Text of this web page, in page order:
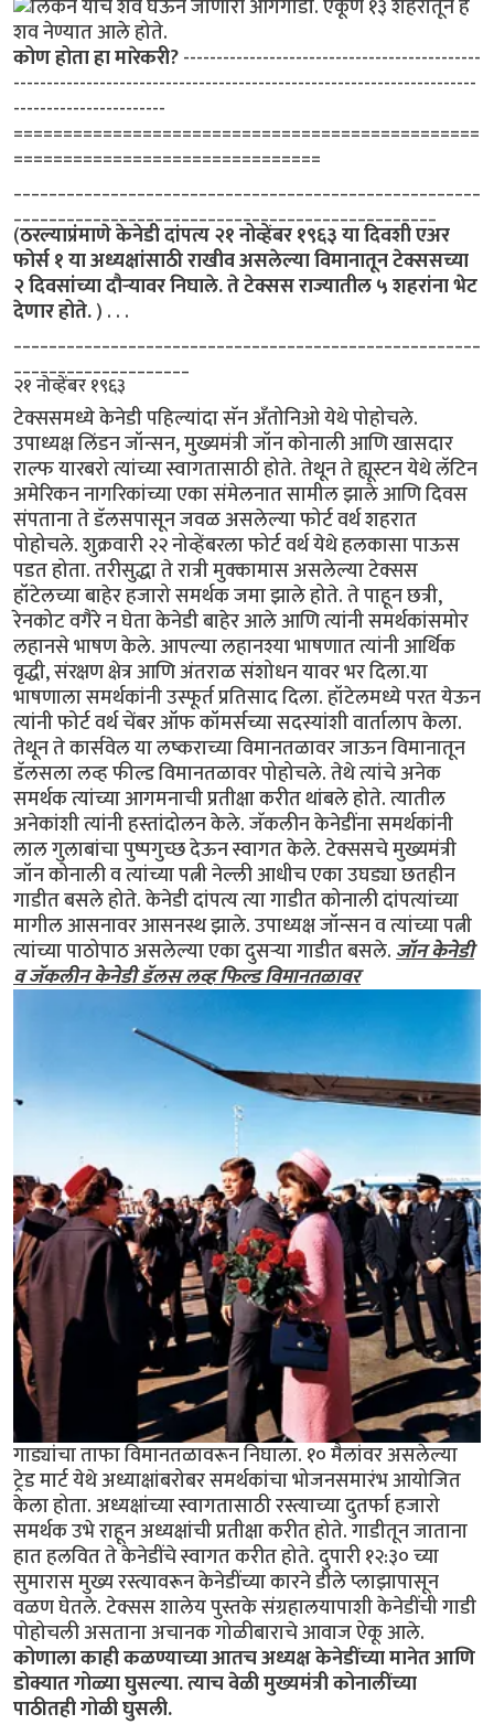
कोण होता हा मारेकरी?---------------------------------------------
----------------------------------------------------------------------
-----------------------
===============================================
===============================
_____________________________________________________
________________________________________________
(ठरल्याप्रंमाणे केनेडी दांपत्य २१ नोव्हेंबर १९६३ या दिवशी एअर
फोर्स १ या अध्यक्षांसाठी राखीव असलेल्या विमानातून टेक्ससच्या
२ दिवसांच्या दौर्‍यावर निघाले. ते टेक्सस राज्यातील ५ शहरांना भेट
देणार होते.) . . .
_____________________________________________________
____________________
२१ नोव्हेंबर १९६३
टेक्ससमध्ये केनेडी पहिल्यांदा सॅन अ‍ॅंतोनिओ येथे पोहोचले.
उपाध्यक्ष लिंडन जॉन्सन, मुख्यमंत्री जॉन कोनाली आणि खासदार
राल्फ यारबरो त्यांच्या स्वागतासाठी होते. तेथून ते ह्यूस्टन येथे लॅटिन
अमेरिकन नागरिकांच्या एका संमेलनात सामील झाले आणि दिवस
संपताना ते डॅलसपासून जवळ असलेल्या फोर्ट वर्थ शहरात
पोहोचले. शुक्रवारी २२ नोव्हेंबरला फोर्ट वर्थ येथे हलकासा पाऊस
पडत होता. तरीसुद्धा ते रात्री मुक्कामास असलेल्या टेक्सस
हॉटेलच्या बाहेर हजारो समर्थक जमा झाले होते. ते पाहून छत्री,
रेनकोट वगैरे न घेता केनेडी बाहेर आले आणि त्यांनी समर्थकांसमोर
लहानसे भाषण केले. आपल्या लहानश्या भाषणात त्यांनी आर्थिक
वृद्धी, संरक्षण क्षेत्र आणि अंतराळ संशोधन यावर भर दिला.या
भाषणाला समर्थकांनी उस्फूर्त प्रतिसाद दिला. हॉटेलमध्ये परत येऊन
त्यांनी फोर्ट वर्थ चेंबर ऑफ कॉमर्सच्या सदस्यांशी वार्तालाप केला.
तेथून ते कार्सवेल या लष्कराच्या विमानतळावर जाऊन विमानातून
डॅलसला लव्ह फील्ड विमानतळावर पोहोचले. तेथे त्यांचे अनेक
समर्थक त्यांच्या आगमनाची प्रतीक्षा करीत थांबले होते. त्यातील
अनेकांशी त्यांनी हस्तांदोलन केले. जॅकलीन केनेडींना समर्थकांनी
लाल गुलाबांचा पुष्पगुच्छ देऊन स्वागत केले. टेक्ससचे मुख्यमंत्री
जॉन कोनाली व त्यांच्या पत्नी नेल्ली आधीच एका उघड्या छतहीन
गाडीत बसले होते. केनेडी दांपत्य त्या गाडीत कोनाली दांपत्यांच्या
मागील आसनावर आसनस्थ झाले. उपाध्यक्ष जॉन्सन व त्यांच्या पत्नी
त्यांच्या पाठोपाठ असलेल्या एका दुसर्‍या गाडीत बसले.जॉन केनेडी
व जॅकलीन केनेडी डॅलस लव्ह फिल्ड विमानतळावर
गाड्यांचा ताफा विमानतळावरून निघाला. १० मैलांवर असलेल्या
ट्रेड मार्ट येथे अध्याक्षांबरोबर समर्थकांचा भोजनसमारंभ आयोजित
केला होता. अध्यक्षांच्या स्वागतासाठी रस्त्याच्या दुतर्फा हजारो
समर्थक उभे राहून अध्यक्षांची प्रतीक्षा करीत होते. गाडीतून जाताना
हात हलवित ते केनेडींचे स्वागत करीत होते. दुपारी १२:३० च्या
सुमारास मुख्य रस्त्यावरून केनेडींच्या कारने डीले प्लाझापासून
वळण घेतले. टेक्सस शालेय पुस्तके संग्रहालयापाशी केनेडींची गाडी
पोहोचली असताना अचानक गोळीबाराचे आवाज ऐकू आले.
कोणाला काही कळण्याच्या आतच अध्यक्ष केनेडींच्या मानेत आणि
डोक्यात गोळ्या घुसल्या. त्याच वेळी मुख्यमंत्री कोनालींच्या
पाठीतही गोळी घुसली.